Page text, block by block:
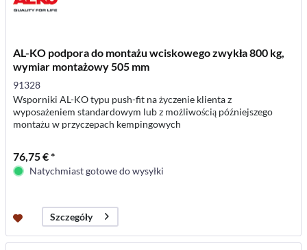
AL-KO podpora do montażu wciskowego zwykła 800 kg,
wymiar montażowy 505 mm
91328
Wsporniki AL-KO typu push-fit na życzenie klienta z
wyposażeniem standardowym lub z możliwością późniejszego
montażu w przyczepach kempingowych
76,75 € *
Natychmiast gotowe do wysyłki
Szczegóły